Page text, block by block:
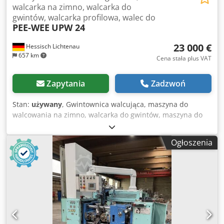
Hessisch Lichtenau
657 km
walcarka na zimno, walcarka do
gwintów, walcarka profilowa, walec do
PEE-WEE UPW 24
23 000 €
Cena stała plus VAT
Zapytania Zadzwoń
Stan: używany, Gwintownica walcująca, maszyna do
walcowania na zimno, walcarka do gwintów, maszyna do
walcowania profili Producent: PEE-WEE Typ: UPW 24 Nr
fabryczny: P07 Rok produkcji: 2007 Siła walcowania max.:
24 tony Dcjdpouz If Nefx Actok Średnica narzędzia max.:
270 mm Średnica wrzeciona do walcowania: 69,85 mm
Średnica otworu narzędzia: 70 mm (średnica nominalna)
Długość mocowania / długość narzędzia max.: 180 mm
Średnica obrabianego przedmiotu max.: 50 mm Moc
silnika hydrauliki: 3 kW Moc silnika napędu walców: ok. 5,5
kW Zasilanie sieciowe: 400 V, 50 Hz, 10 kW - przekręcane
wrzeciono do walcowania gwintów przelotowych - 4-
Ogłoszenia